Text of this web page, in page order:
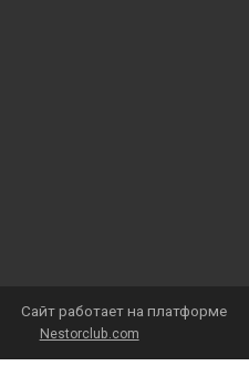
Сайт работает на платформе
Nestorclub.com